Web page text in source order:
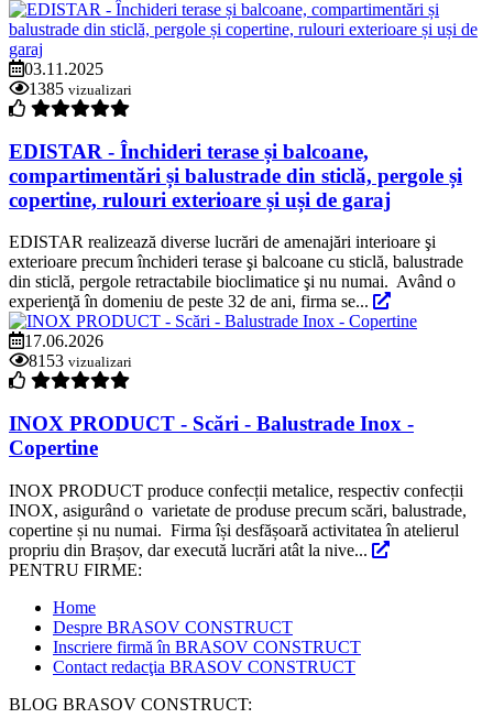
03.11.2025
1385 vizualizari
EDISTAR - Închideri terase și balcoane,
compartimentări și balustrade din sticlă, pergole și
copertine, rulouri exterioare și uși de garaj
EDISTAR realizează diverse lucrări de amenajări interioare şi
exterioare precum închideri terase şi balcoane cu sticlă, balustrade
din sticlă, pergole retractabile bioclimatice şi nu numai. Având o
experienţă în domeniu de peste 32 de ani, firma se...
17.06.2026
8153 vizualizari
INOX PRODUCT - Scări - Balustrade Inox -
Copertine
INOX PRODUCT produce confecții metalice, respectiv confecții
INOX, asigurând o varietate de produse precum scări, balustrade,
copertine și nu numai. Firma își desfășoară activitatea în atelierul
propriu din Brașov, dar execută lucrări atât la nive...
PENTRU FIRME:
Home
Despre BRASOV CONSTRUCT
Inscriere firmă în BRASOV CONSTRUCT
Contact redacţia BRASOV CONSTRUCT
BLOG BRASOV CONSTRUCT: